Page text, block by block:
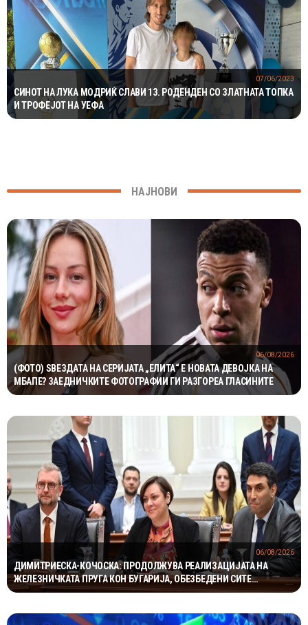
СИНОТ НА ЛУКА МОДРИЌ СЛАВИ 13. РОДЕНДЕН СО ЗЛАТНАТА ТОПКА
И ТРОФЕЈОТ НА УЕФА
07/06/2023
НАЈНОВИ
(ФОТО) ЅВЕЗДАТА НА СЕРИЈАТА „ЕЛИТА“ Е НОВАТА ДЕВОЈКА НА
МБАПЕ? ЗАЕДНИЧКИТЕ ФОТОГРАФИИ ГИ РАЗГОРЕА ГЛАСИНИТЕ
06/08/2026
ДИМИТРИЕСКА-КОЧОСКА: ПРОДОЛЖУВА РЕАЛИЗАЦИЈАТА НА
ЖЕЛЕЗНИЧКАТА ПРУГА КОН БУГАРИЈА, ОБЕЗБЕДЕНИ СИТЕ
ПРЕДУСЛОВИ
06/08/2026